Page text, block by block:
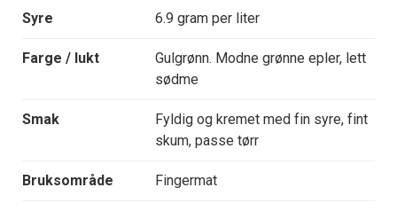
Syre 6.9 gram per liter
Farge / lukt
Gulgrønn. Modne grønne epler, lett
sødme
Smak
Fyldig og kremet med fin syre, fint
skum, passe tørr
Bruksområde Fingermat